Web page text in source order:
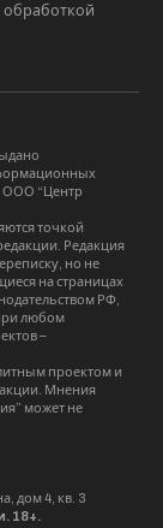
обработкой
ООО “Центр
точкой
Редакция
но не
на страницах
РФ,
любом
–
проектом и
Мнения
может не
дом 4, кв. 3
18+.